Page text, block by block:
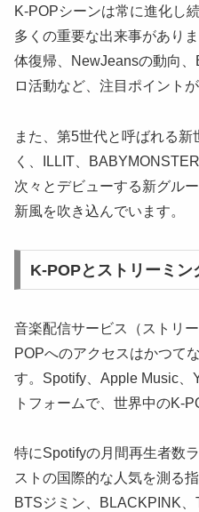
K-POPシーンは常に進化し
多くの重要な出来事があり
体復帰、NewJeansの動向
ロ活動など、注目ポイント
また、第5世代と呼ばれる
く、ILLIT、
次々とデビューする新グル
新風を吹き込んでいます。
K-POPとストリーミン
音楽配信サービス（ストリ
POPへのアクセスはかつて
す。Spotify、Apple Music、
トフォームで、世界中のK-
特にSpotifyの月間再生者数
ストの国際的な人気を測る
BTSジミン、BLACKPINK